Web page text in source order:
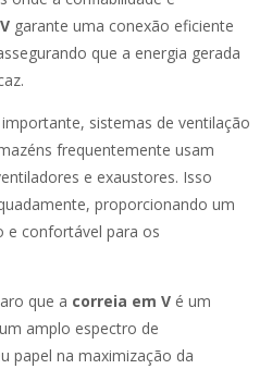
garante uma conexão eficiente
que a energia gerada
sistemas de ventilação
frequentemente usam
e exaustores. Isso
proporcionando um
e confortável para os
que a correia em V é um
amplo espectro de
papel na maximização da